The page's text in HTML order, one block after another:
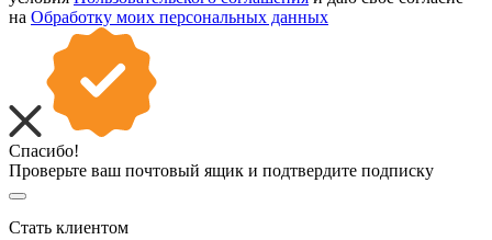
на Обработку моих персональных данных
Спасибо!
Проверьте ваш почтовый ящик и подтвердите подписку
Стать клиентом